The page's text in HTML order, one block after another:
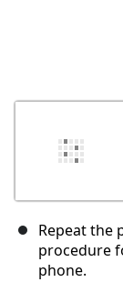
Repeat the
procedure
phone.